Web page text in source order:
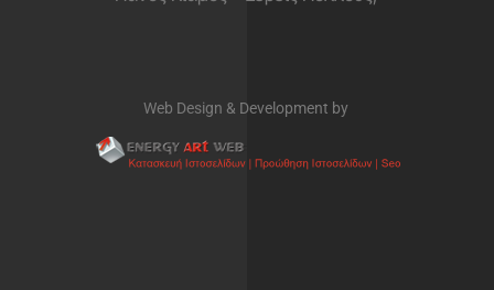
Web Design & Development by